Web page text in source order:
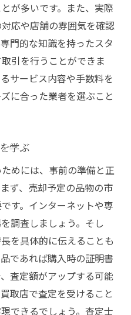
が多いです。また、実際
応や店舗の雰囲気を確認
門的な知識を持ったスタ
引を行うことができま
サービス内容や手数料を
に合った業者を選ぶこと
学ぶ
めには、事前の準備と正
ず、売却予定の品物の市
す。インターネットや専
調査しましょう。そし
を具体的に伝えることも
であれば購入時の証明書
査定額がアップする可能
取店で査定を受けること
できるでしょう。査定士